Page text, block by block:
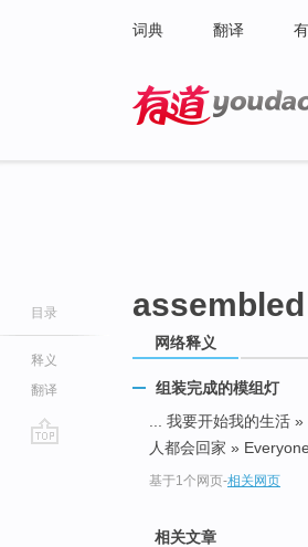
词典 翻译
目录
释义
翻译
网络释义
组装完成的模组灯
... 我要开始我的生活
人都会回家 »
基于1个网页-相关网页
相关文章